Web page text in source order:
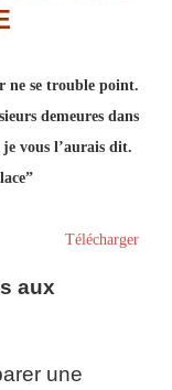
ne se trouble point.
demeures dans
vous l’aurais dit.
Télécharger
aux
une